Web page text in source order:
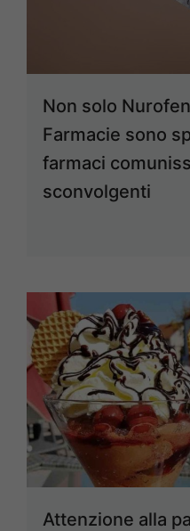
Non solo
Farmacie sono
farmaci
sconvolgenti
Attenzione alla